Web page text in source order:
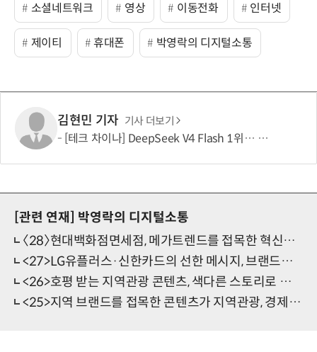
소셜네트워크 영상 이동전화 인터넷
제이티 휴대폰 박영락의 디지털소통
김현민 기자 기사 더보기
[테크 차이나] DeepSeek V4 Flash 1위… 중국 모델 강세 지속(OpenRouter 주간 AI 모델 사용량 순위)
[관련 연재]
박영락의 디지털소통
〈28〉현대백화점면세점, 메가트렌드를 접목한 혁신적인 디지털소통으로 성과 우뚝
<27>LG유플러스·신한카드의 선한 메시지, 브랜드경쟁력 강화에 새 지평 열다
<26>호평 받는 지역관광 콘텐츠, 색다른 스토리로 여정 길라잡이 톡톡
<25>지역 브랜드를 접목한 콘텐츠가 지역관광, 경제활성화 견인